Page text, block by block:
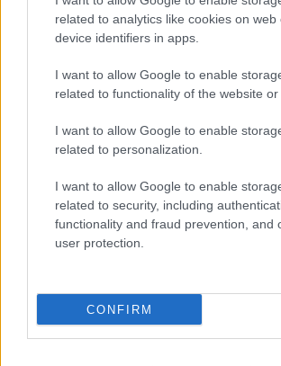
related to analytics like cookies on web
device identifiers in apps.
I want to allow Google to enable
related to functionality of the website or
I want to allow Google to enable
related to personalization.
I want to allow Google to enable
related to security, including
functionality and fraud prevention, and
user protection.
CONFIRM
Kecskeméten is szakirányú
Gál Ferenc Egyetem
Országos hírek
elkerülésében